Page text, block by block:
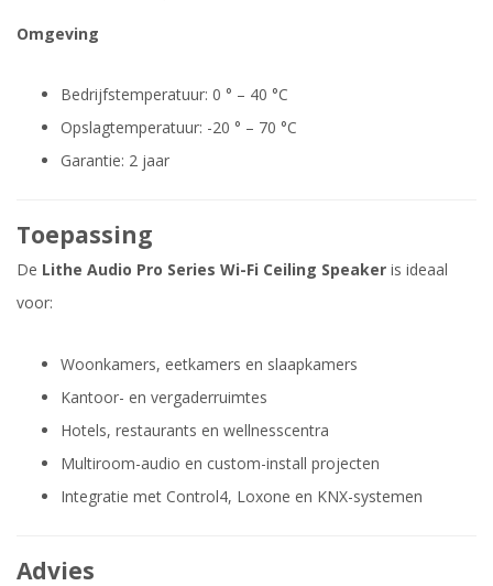
Omgeving
Bedrijfstemperatuur: 0 ° – 40 °C
Opslagtemperatuur: -20 ° – 70 °C
Garantie: 2 jaar
Toepassing
De Lithe Audio Pro Series Wi-Fi Ceiling Speaker is ideaal
voor:
Woonkamers, eetkamers en slaapkamers
Kantoor- en vergaderruimtes
Hotels, restaurants en wellnesscentra
Multiroom-audio en custom-install projecten
Integratie met Control4, Loxone en KNX-systemen
Advies